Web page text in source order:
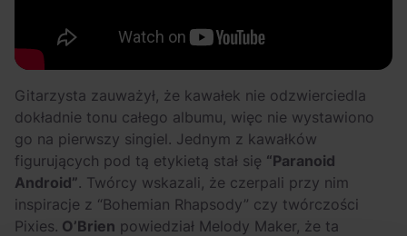
Gitarzysta zauważył, że kawałek nie odzwierciedla
dokładnie tonu całego albumu, więc nie wystawiono
go na pierwszy singiel. Jednym z kawałków
figurujących pod tą etykietą stał się “Paranoid
Android”. Twórcy wskazali, że czerpali przy nim
inspiracje z “Bohemian Rhapsody” czy twórczości
Pixies. O’Brien powiedział Melody Maker, że ta